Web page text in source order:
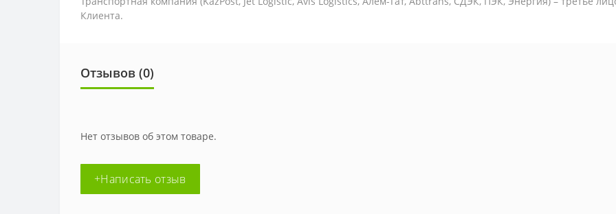
Клиента.
Отзывов (0)
Нет отзывов об этом товаре.
+Написать отзыв